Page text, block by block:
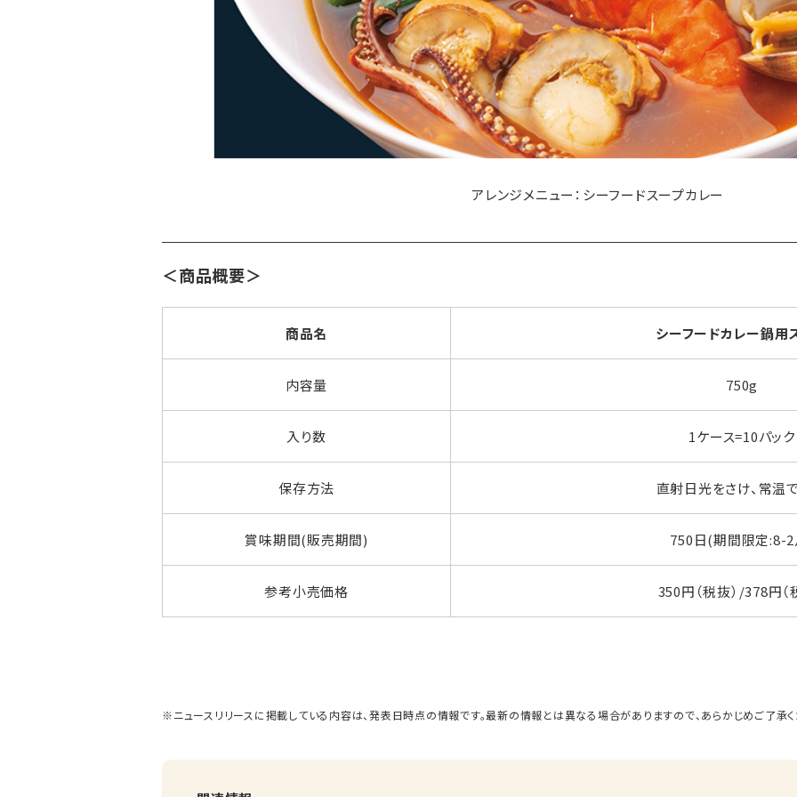
アレンジメニュー：シーフードスープカレー
＜商品概要＞
商品名 シーフードカレー鍋用
内容量 750g
入り数 1ケース=10パック
保存方法 直射日光をさけ、常温
賞味期間(販売期間) 750日(期間限定:8-
参考小売価格 350円（税抜）/378円（
※ニュースリリースに掲載している内容は、発表日時点の情報です。最新の情報とは異なる場合がありますので、あらかじめご了承く